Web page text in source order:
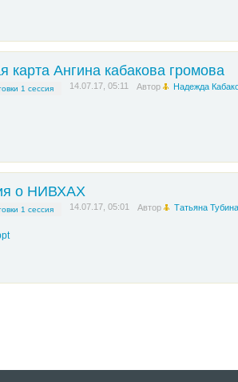
карта Ангина кабакова громова
1 сессия 14.07.17, 05:11 Автор Надежда
о НИВХАХ
1 сессия 14.07.17, 05:01 Автор Татьяна Тубина